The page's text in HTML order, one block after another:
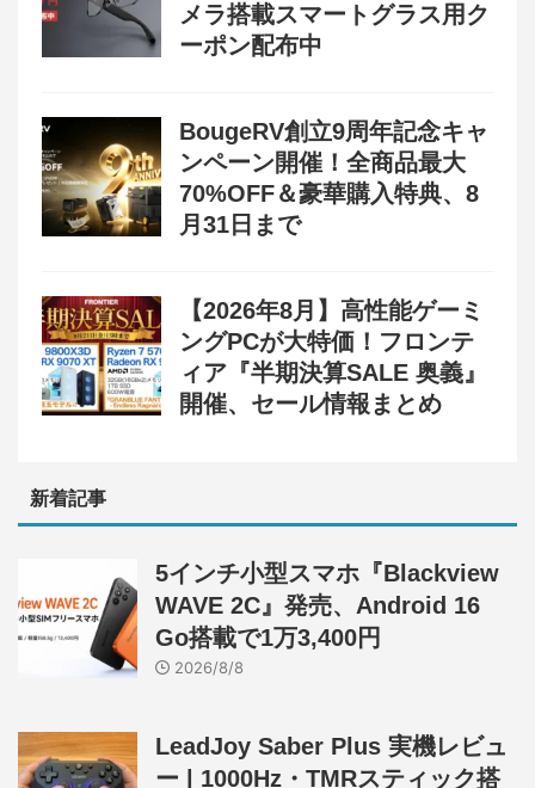
メラ搭載スマートグラス用ク
ーポン配布中
BougeRV創立9周年記念キャ
ンペーン開催！全商品最大
70%OFF＆豪華購入特典、8
月31日まで
【2026年8月】高性能ゲーミ
ングPCが大特価！フロンテ
ィア『半期決算SALE 奥義』
開催、セール情報まとめ
新着記事
5インチ小型スマホ『Blackview
WAVE 2C』発売、Android 16
Go搭載で1万3,400円
2026/8/8
LeadJoy Saber Plus 実機レビュ
ー | 1000Hz・TMRスティック搭